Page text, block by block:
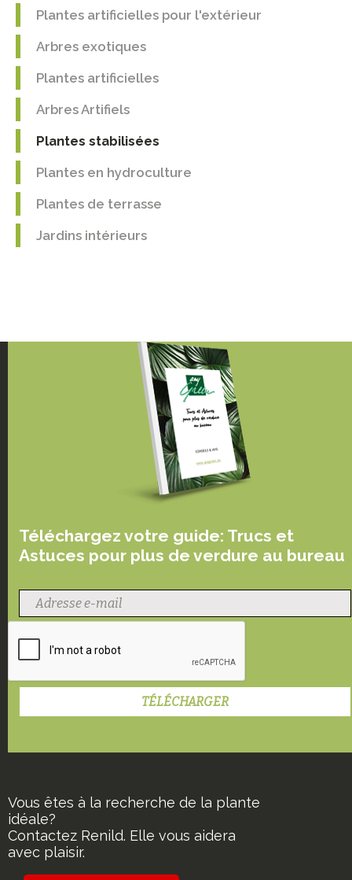
Plantes artificielles pour l'extérieur
Arbres exotiques
Plantes artificielles
Arbres Artifiels
Plantes stabilisées
Plantes en hydroculture
Plantes de terrasse
Jardins intérieurs
Téléchargez votre guide: Trucs et
Astuces pour plus de verdure au bureau
Vous êtes à la recherche de la plante
idéale?
Contactez Renild. Elle vous aidera
avec plaisir.